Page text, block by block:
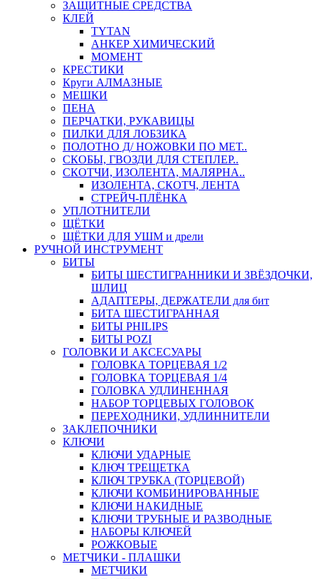
ЗАЩИТНЫЕ СРЕДСТВА
КЛЕЙ
TYTAN
АНКЕР ХИМИЧЕСКИЙ
МОМЕНТ
КРЕСТИКИ
Круги АЛМАЗНЫЕ
МЕШКИ
ПЕНА
ПЕРЧАТКИ, РУКАВИЦЫ
ПИЛКИ ДЛЯ ЛОБЗИКА
ПОЛОТНО Д/ НОЖОВКИ ПО МЕТ..
СКОБЫ, ГВОЗДИ ДЛЯ СТЕПЛЕР..
СКОТЧИ, ИЗОЛЕНТА, МАЛЯРНА..
ИЗОЛЕНТА, СКОТЧ, ЛЕНТА
СТРЕЙЧ-ПЛЁНКА
УПЛОТНИТЕЛИ
ЩЁТКИ
ЩЁТКИ ДЛЯ УШМ и дрели
РУЧНОЙ ИНСТРУМЕНТ
БИТЫ
БИТЫ ШЕСТИГРАННИКИ И ЗВЁЗДОЧКИ,
ШЛИЦ
АДАПТЕРЫ, ДЕРЖАТЕЛИ для бит
БИТА ШЕСТИГРАННАЯ
БИТЫ PHILIPS
БИТЫ POZI
ГОЛОВКИ И АКСЕСУАРЫ
ГОЛОВКА ТОРЦЕВАЯ 1/2
ГОЛОВКА ТОРЦЕВАЯ 1/4
ГОЛОВКА УДЛИНЕННАЯ
НАБОР ТОРЦЕВЫХ ГОЛОВОК
ПЕРЕХОДНИКИ, УДЛИННИТЕЛИ
ЗАКЛЕПОЧНИКИ
КЛЮЧИ
КЛЮЧИ УДАРНЫЕ
КЛЮЧ ТРЕЩЕТКА
КЛЮЧ ТРУБКА (ТОРЦЕВОЙ)
КЛЮЧИ КОМБИНИРОВАННЫЕ
КЛЮЧИ НАКИДНЫЕ
КЛЮЧИ ТРУБНЫЕ И РАЗВОДНЫЕ
НАБОРЫ КЛЮЧЕЙ
РОЖКОВЫЕ
МЕТЧИКИ - ПЛАШКИ
МЕТЧИКИ